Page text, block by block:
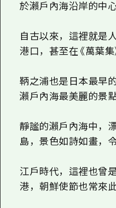
於瀨戶內海沿岸的中心
自古以來，這裡就是
港口，甚至在《萬葉集
鞆之浦也是日本最早
瀨戶內海最美麗的景點
靜謐的瀨戶內海中，
島，景色如詩如畫，
江戶時代，這裡也曾
港，朝鮮使節也常來